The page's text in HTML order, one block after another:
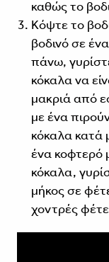
καθώς το
Κόψτε το
βοδινό σε
πάνω,
κόκαλα να
μακριά από
με ένα
κόκαλα κατά
ένα κοφτερό
κόκαλα,
μήκος σε
χοντρές